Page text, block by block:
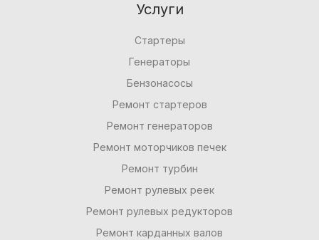
Услуги
Стартеры
Генераторы
Бензонасосы
Ремонт стартеров
Ремонт генераторов
Ремонт моторчиков печек
Ремонт турбин
Ремонт рулевых реек
Ремонт рулевых редукторов
Ремонт карданных валов